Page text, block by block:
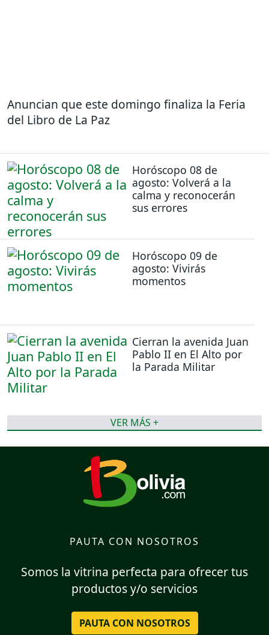
Anuncian que este domingo finaliza la Feria
del Libro de La Paz
Horóscopo 08 de
agosto: Volverá a la
calma y reconocerán
sus errores
Horóscopo 09 de
agosto: Vivirás
momentos
Cierran la avenida Juan
Pablo II en El Alto por
la Parada Militar
VER MÁS +
PAUTA CON NOSOTROS
Somos la vitrina perfecta para ofrecer tus
productos y/o servicios
PAUTA CON NOSOTROS